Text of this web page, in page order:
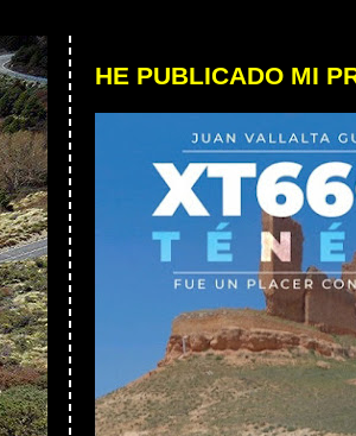
HE PUBLICADO MI